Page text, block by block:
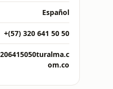
Español
+(57) 320 641 50 50
om.co